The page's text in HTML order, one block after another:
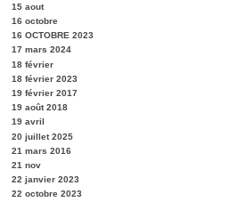
15 aout
16 octobre
16 OCTOBRE 2023
17 mars 2024
18 février
18 février 2023
19 février 2017
19 août 2018
19 avril
20 juillet 2025
21 mars 2016
21 nov
22 janvier 2023
22 octobre 2023